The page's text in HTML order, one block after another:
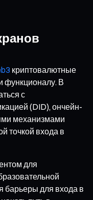
криптовалютные
функционалу. В
с
(DID), ончейн-
механизмами
точкой входа в
для
барьеры для входа в